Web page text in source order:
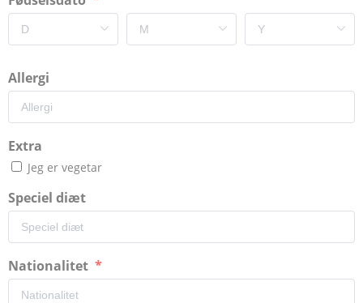
Allergi
Extra
Jeg er vegetar
Speciel diæt
Nationalitet